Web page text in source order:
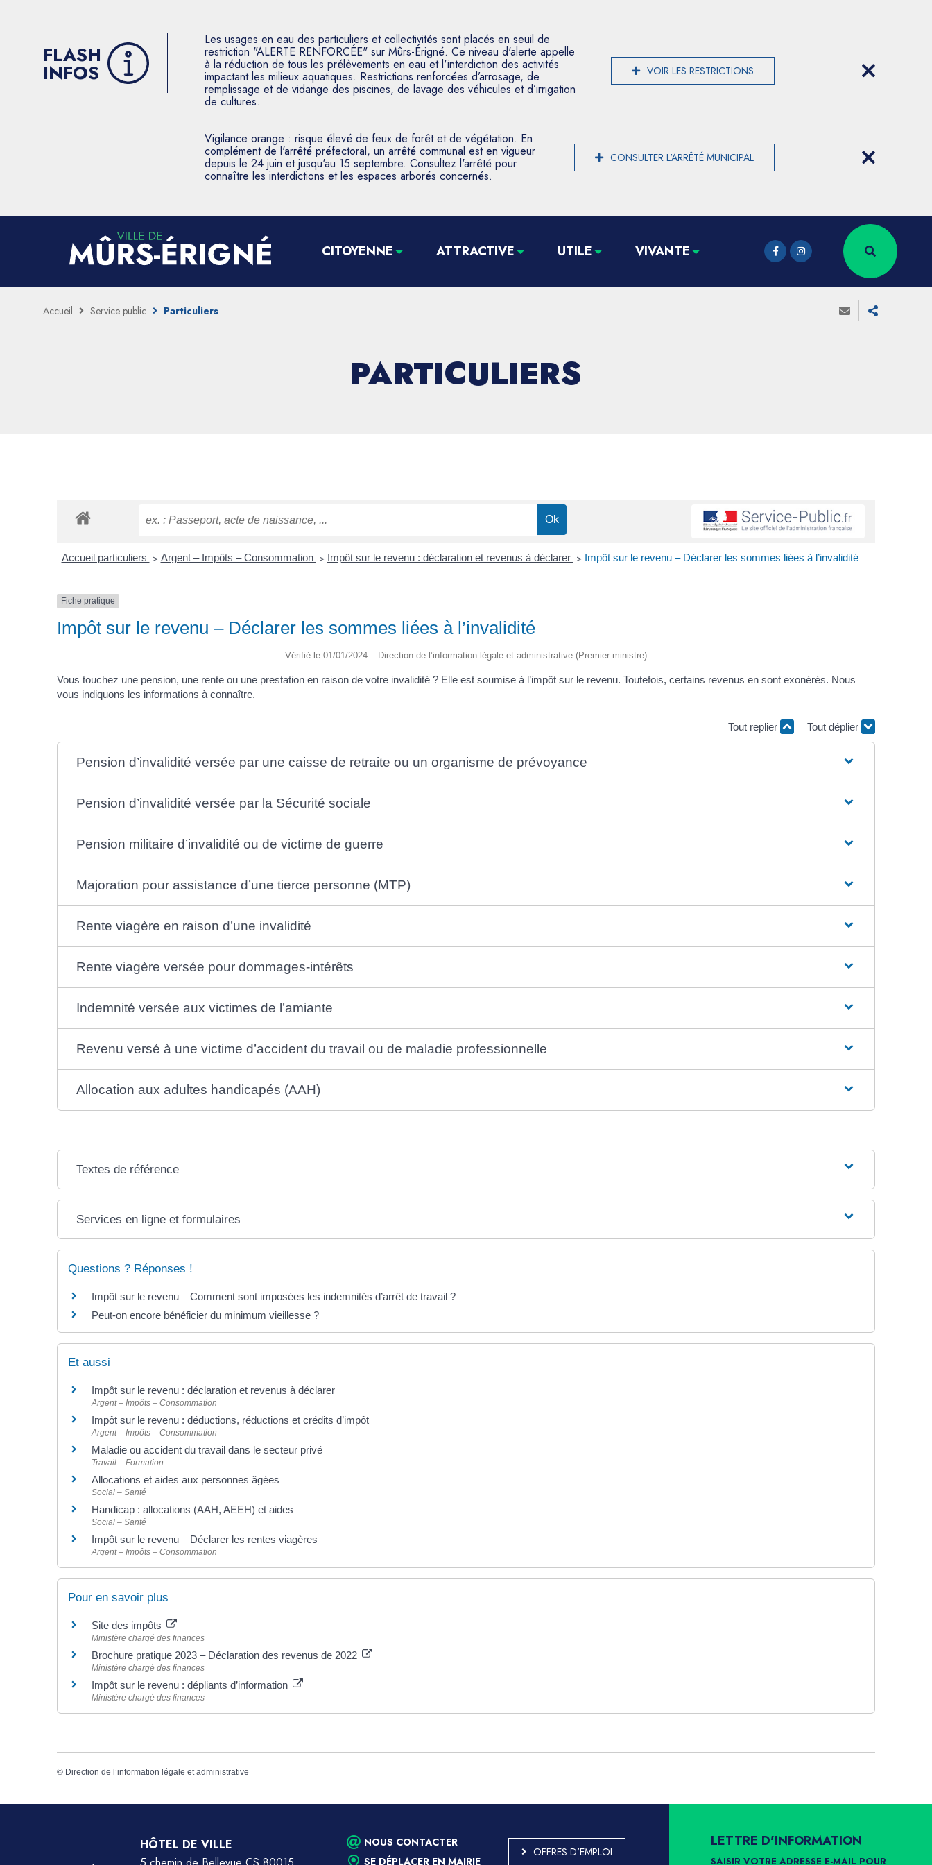
FLASH
INFOS
Les usages en eau des particuliers et collectivités sont placés en seuil de
restriction "ALERTE RENFORCÉE" sur Mûrs-Érigné. Ce niveau d'alerte appelle
à la réduction de tous les prélèvements en eau et l'interdiction des activités
impactant les milieux aquatiques. Restrictions renforcées d’arrosage, de
remplissage et de vidange des piscines, de lavage des véhicules et d’irrigation
de cultures.
VOIR LES RESTRICTIONS
Vigilance orange : risque élevé de feux de forêt et de végétation. En
complément de l'arrêté préfectoral, un arrêté communal est en vigueur
depuis le 24 juin et jusqu'au 15 septembre. Consultez l'arrêté pour
connaître les interdictions et les espaces arborés concernés.
CONSULTER L'ARRÊTÉ MUNICIPAL
CITOYENNE ATTRACTIVE UTILE VIVANTE
Accueil Service public Particuliers
PARTICULIERS
Accueil particuliers > Argent – Impôts – Consommation > Impôt sur le revenu : déclaration et revenus à déclarer > Impôt sur le revenu – Déclarer les sommes liées à l’invalidité
Fiche pratique
Impôt sur le revenu – Déclarer les sommes liées à l’invalidité
Vérifié le 01/01/2024 – Direction de l’information légale et administrative (Premier ministre)
Vous touchez une pension, une rente ou une prestation en raison de votre invalidité ? Elle est soumise à l’impôt sur le revenu. Toutefois, certains revenus en sont exonérés. Nous
vous indiquons les informations à connaître.
Tout replier Tout déplier
Pension d’invalidité versée par une caisse de retraite ou un organisme de prévoyance
Pension d’invalidité versée par la Sécurité sociale
Pension militaire d’invalidité ou de victime de guerre
Majoration pour assistance d’une tierce personne (MTP)
Rente viagère en raison d’une invalidité
Rente viagère versée pour dommages-intérêts
Indemnité versée aux victimes de l’amiante
Revenu versé à une victime d’accident du travail ou de maladie professionnelle
Allocation aux adultes handicapés (AAH)
Textes de référence
Services en ligne et formulaires
Questions ? Réponses !
Impôt sur le revenu – Comment sont imposées les indemnités d’arrêt de travail ?
Peut-on encore bénéficier du minimum vieillesse ?
Et aussi
Impôt sur le revenu : déclaration et revenus à déclarer
Argent – Impôts – Consommation
Impôt sur le revenu : déductions, réductions et crédits d’impôt
Argent – Impôts – Consommation
Maladie ou accident du travail dans le secteur privé
Travail – Formation
Allocations et aides aux personnes âgées
Social – Santé
Handicap : allocations (AAH, AEEH) et aides
Social – Santé
Impôt sur le revenu – Déclarer les rentes viagères
Argent – Impôts – Consommation
Pour en savoir plus
Site des impôts
Ministère chargé des finances
Brochure pratique 2023 – Déclaration des revenus de 2022
Ministère chargé des finances
Impôt sur le revenu : dépliants d’information
Ministère chargé des finances
© Direction de l’information légale et administrative
HÔTEL DE VILLE
NOUS CONTACTER
SE DÉPLACER EN MAIRIE
OFFRES D'EMPLOI
LETTRE D'INFORMATION
SAISIR VOTRE ADRESSE E-MAIL POUR